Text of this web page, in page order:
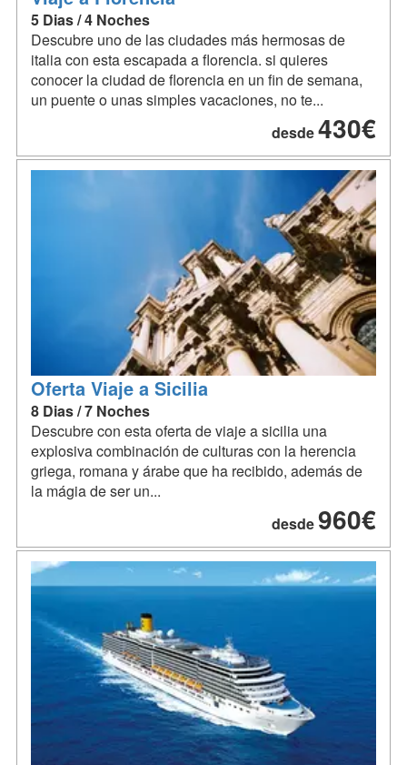
5 Dias / 4 Noches
Descubre uno de las ciudades más hermosas de
italia con esta escapada a florencia. si quieres
conocer la ciudad de florencia en un fin de semana,
un puente o unas simples vacaciones, no te...
desde430€
Oferta Viaje a Sicilia
8 Dias / 7 Noches
Descubre con esta oferta de viaje a sicilia una
explosiva combinación de culturas con la herencia
griega, romana y árabe que ha recibido, además de
la mágia de ser un...
desde960€